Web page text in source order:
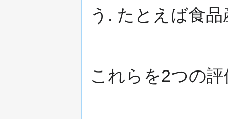
う. たとえば食
これらを2つの